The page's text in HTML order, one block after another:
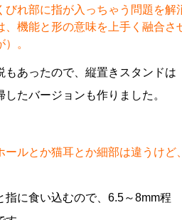
びれ部に指が入っちゃう問題を解
、機能と形の意味を上手く融合
。
もあったので、縦置きスタンドは
たバージョンも作りました。
ールとか猫耳とか細部は違うけ
指に食い込むので、6.5～8mm程